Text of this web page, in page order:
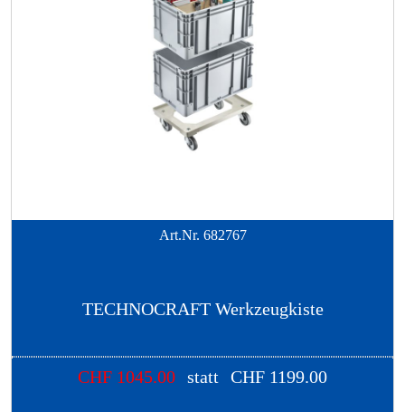
Art.Nr. 682767
TECHNOCRAFT Werkzeugkiste
CHF 1045.00 statt CHF 1199.00